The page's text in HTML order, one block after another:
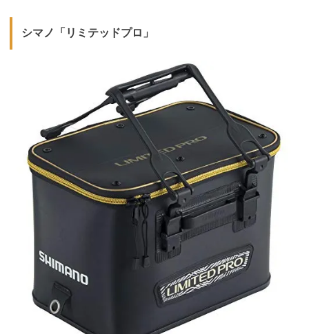
シマノ「リミテッドプロ」